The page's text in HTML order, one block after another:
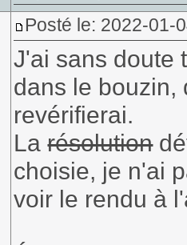
Posté le: 2022-01-
J'ai sans doute
dans le bouzin,
revérifierai.
Larésolution
choisie, je n'ai
voir le rendu à